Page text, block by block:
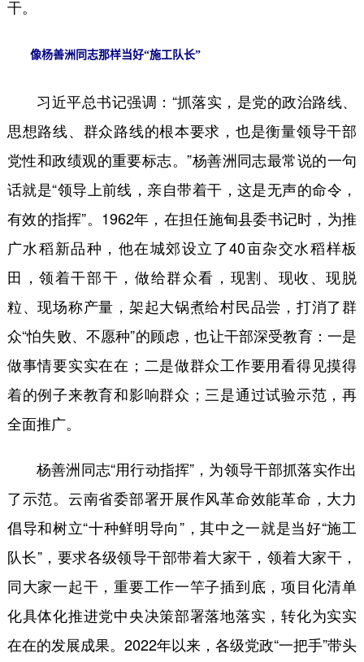
干。
像杨善洲同志那样当好“施工队长”
习近平总书记强调：“抓落实，是党的政治路线、
思想路线、群众路线的根本要求，也是衡量领导干部
党性和政绩观的重要标志。”杨善洲同志最常说的一句
话就是“领导上前线，亲自带着干，这是无声的命令，
有效的指挥”。1962年，在担任施甸县委书记时，为推
广水稻新品种，他在城郊设立了40亩杂交水稻样板
田，领着干部干，做给群众看，现割、现收、现脱
粒、现场称产量，架起大锅煮给村民品尝，打消了群
众“怕失败、不愿种”的顾虑，也让干部深受教育：一是
做事情要实实在在；二是做群众工作要用看得见摸得
着的例子来教育和影响群众；三是通过试验示范，再
全面推广。
杨善洲同志“用行动指挥”，为领导干部抓落实作出
了示范。云南省委部署开展作风革命效能革命，大力
倡导和树立“十种鲜明导向”，其中之一就是当好“施工
队长”，要求各级领导干部带着大家干，领着大家干，
同大家一起干，重要工作一竿子插到底，项目化清单
化具体化推进党中央决策部署落地落实，转化为实实
在在的发展成果。2022年以来，各级党政“一把手”带头